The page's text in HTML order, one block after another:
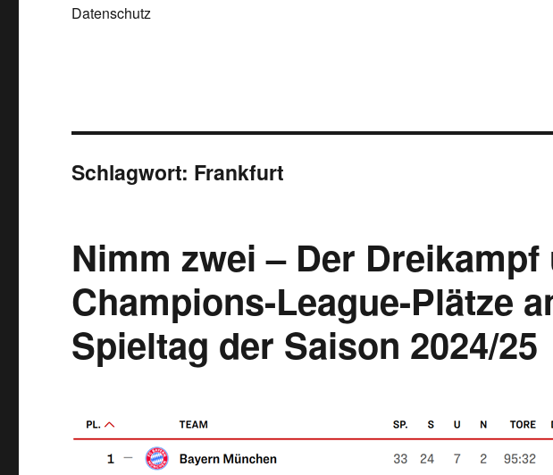
Datenschutz
Schlagwort: Frankfurt
Nimm zwei – Der Dreikampf
Champions-League-Plätze
Spieltag der Saison 2024/25